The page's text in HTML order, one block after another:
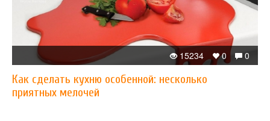
0
0
15234
Как сделать кухню особенной: несколько
приятных мелочей